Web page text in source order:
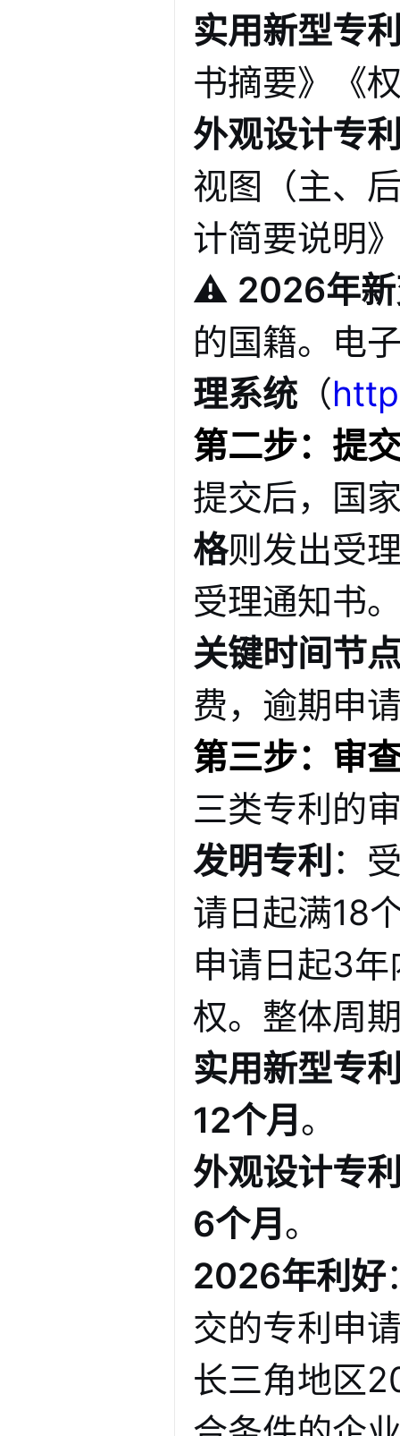
实用新型专
书摘要》《
外观设计专
视图（主、
计简要说明
⚠️ 2026年
的国籍。电
理系统 （
第二步：提
提交后，国
格则发出受
受理通知书
关键时间节
费，逾期申
第三步：审
三类专利的
发明专利 ：
请日起满18
申请日起3
权。整体周
实用新型专
12个月 。
外观设计专
6个月 。
2026年利好
交的专利申
长三角地区